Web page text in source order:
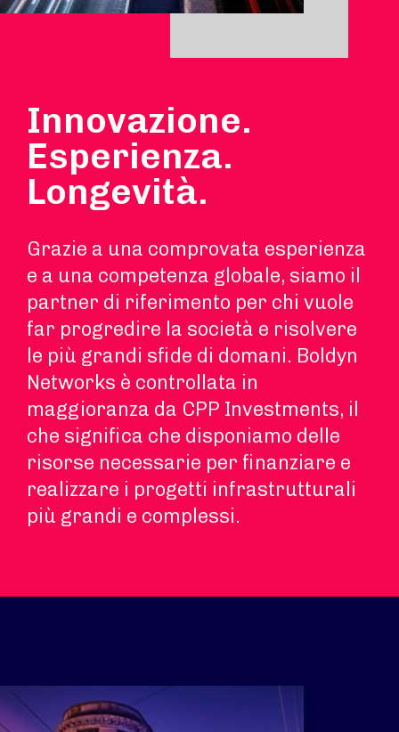
Innovazione.
Esperienza.
Longevità.
Grazie a una comprovata esperienza
e a una competenza globale, siamo il
partner di riferimento per chi vuole
far progredire la società e risolvere
le più grandi sfide di domani. Boldyn
Networks è controllata in
maggioranza da CPP Investments, il
che significa che disponiamo delle
risorse necessarie per finanziare e
realizzare i progetti infrastrutturali
più grandi e complessi.